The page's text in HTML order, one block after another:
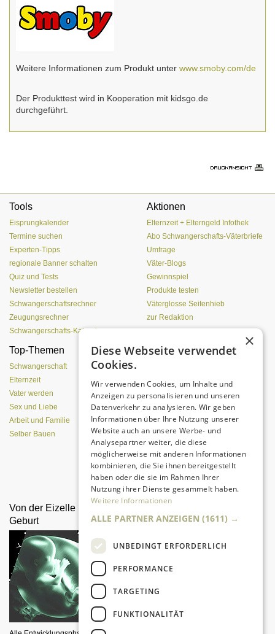
Weitere Informationen zum Produkt unter www.smoby.com/de
Der Produkttest wird in Kooperation mit kidsgo.de
durchgeführt.
Tools
Eisprungkalender
Termine suchen
Experten-Tipps
regionale Banner schalten
Quiz und Tests
Newsletter bestellen
Schwangerschaftsrechner
Zeugungsrechner
Schwangerschafts-Kalender
Aktionen
Elternzeit + Elterngeld Infothek
Abo Schwangerschafts-Väterbriefe
Umfrage
Väter-Blogs
Gewinnspiel
Produkte testen
Väterglosse Seitenhieb
zur Redaktion
Top-Themen
Schwangerschaft
Elternzeit
Vater werden
Sex und Liebe
Arbeit und Familie
Selber Bauen
Einen Lehmofen
Da sind Kinder mit Begeisterung
dabei.
Von der Eizelle bis zur
Geburt
×
Diese Webseite verwendet
Cookies.
Wir verwenden Cookies, um Inhalte und
Anzeigen zu personalisieren und unseren
Datenverkehr zu analysieren. Wir geben
Informationen über Ihre Nutzung unserer
Website auch an unsere Werbe- und
Analysepartner weiter, die diese
möglicherweise mit anderen Informationen
kombinieren, die Sie ihnen bereitgestellt
haben oder die sie im Rahmen Ihrer
Nutzung ihrer Dienste gesammelt haben.
Weitere Informationen
ALLE PARTNER ANZEIGEN (1611) →
UNBEDINGT ERFORDERLICH
PERFORMANCE
TARGETING
FUNKTIONALITÄT